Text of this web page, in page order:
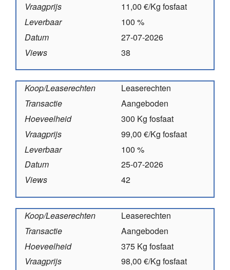
Vraagprijs
11,00 €/Kg fosfaat
Leverbaar
100 %
Datum
27-07-2026
Views
38
Koop/Leaserechten
Leaserechten
Transactie
Aangeboden
Hoeveelheid
300 Kg fosfaat
Vraagprijs
99,00 €/Kg fosfaat
Leverbaar
100 %
Datum
25-07-2026
Views
42
Koop/Leaserechten
Leaserechten
Transactie
Aangeboden
Hoeveelheid
375 Kg fosfaat
Vraagprijs
98,00 €/Kg fosfaat